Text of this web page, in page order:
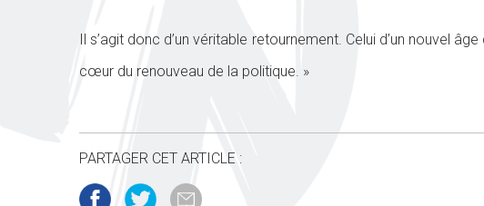
Il s’agit donc d’un véritable retournement. Celui d’un nouvel
cœur du renouveau de la politique. »
PARTAGER CET ARTICLE :